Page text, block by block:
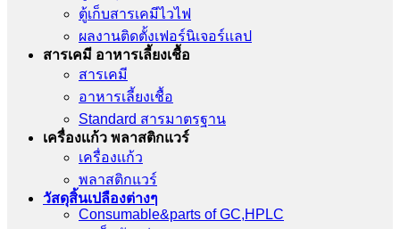
ตู้เก็บสารเคมีไวไฟ
ผลงานติดตั้งเฟอร์นิเจอร์เเลป
สารเคมี อาหารเลี้ยงเชื้อ
สารเคมี
อาหารเลี้ยงเชื้อ
Standard สารมาตรฐาน
เครื่องเเก้ว พลาสติกแวร์
เครื่องเเก้ว
พลาสติกแวร์
วัสดุสิ้นเปลืองต่างๆ
Consumable&parts of GC,HPLC